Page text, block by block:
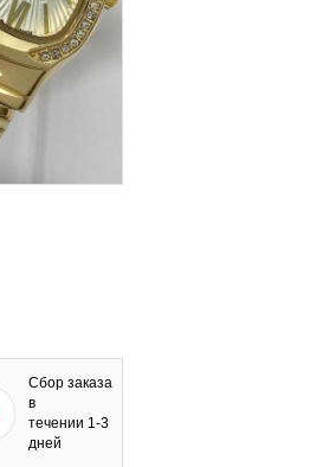
Сбор заказа
в
течении 1-3
дней